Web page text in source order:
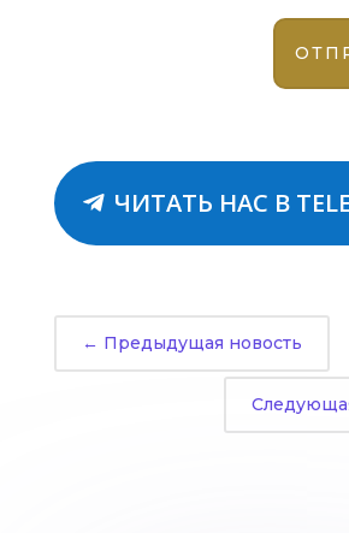
ЧИТАТЬ НАС В
← Предыдущая новость